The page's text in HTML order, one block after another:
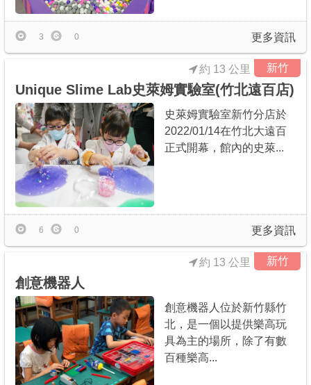
更多資訊
3 0
新竹
約 13 公里
Unique Slime Lab史萊姆實驗室(竹北遠百店)
史萊姆實驗室新竹分店於
2022/01/14在竹北大遠百
正式開幕，館內的史萊...
更多資訊
6 0
新竹
約 13 公里
創意機器人
創意機器人位於新竹縣竹
北，是一個以提供樂高玩
具為主的場所，除了有數
百種樂高...